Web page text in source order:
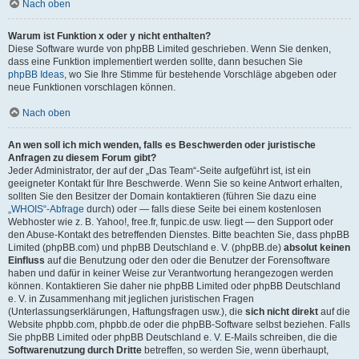
Nach oben
Warum ist Funktion x oder y nicht enthalten?
Diese Software wurde von phpBB Limited geschrieben. Wenn Sie denken,
dass eine Funktion implementiert werden sollte, dann besuchen Sie
phpBB Ideas, wo Sie Ihre Stimme für bestehende Vorschläge abgeben oder
neue Funktionen vorschlagen können.
Nach oben
An wen soll ich mich wenden, falls es Beschwerden oder juristische
Anfragen zu diesem Forum gibt?
Jeder Administrator, der auf der „Das Team“-Seite aufgeführt ist, ist ein
geeigneter Kontakt für Ihre Beschwerde. Wenn Sie so keine Antwort erhalten,
sollten Sie den Besitzer der Domain kontaktieren (führen Sie dazu eine
„WHOIS“-Abfrage durch) oder — falls diese Seite bei einem kostenlosen
Webhoster wie z. B. Yahoo!, free.fr, funpic.de usw. liegt — den Support oder
den Abuse-Kontakt des betreffenden Dienstes. Bitte beachten Sie, dass phpBB
Limited (phpBB.com) und phpBB Deutschland e. V. (phpBB.de) absolut keinen
Einfluss auf die Benutzung oder den oder die Benutzer der Forensoftware
haben und dafür in keiner Weise zur Verantwortung herangezogen werden
können. Kontaktieren Sie daher nie phpBB Limited oder phpBB Deutschland
e. V. in Zusammenhang mit jeglichen juristischen Fragen
(Unterlassungserklärungen, Haftungsfragen usw.), die sich nicht direkt auf die
Website phpbb.com, phpbb.de oder die phpBB-Software selbst beziehen. Falls
Sie phpBB Limited oder phpBB Deutschland e. V. E-Mails schreiben, die die
Softwarenutzung durch Dritte betreffen, so werden Sie, wenn überhaupt,